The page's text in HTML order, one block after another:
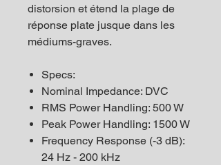
distorsion et étend la plage de
réponse plate jusque dans les
médiums-graves.
Specs:
Nominal Impedance: DVC
RMS Power Handling: 500 W
Peak Power Handling: 1500 W
Frequency Response (-3 dB):
24 Hz - 200 kHz